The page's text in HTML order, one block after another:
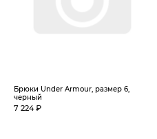
Брюки Under Armour, размер 6,
черный
7 224 ₽